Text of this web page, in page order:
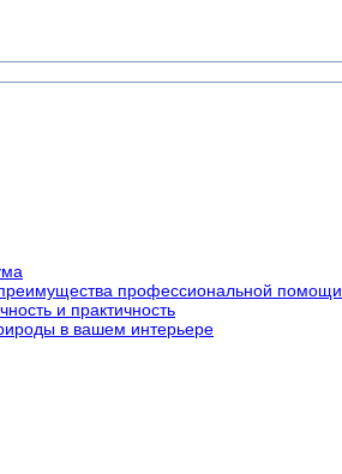
профессиональной помощи
и практичность
в вашем интерьере